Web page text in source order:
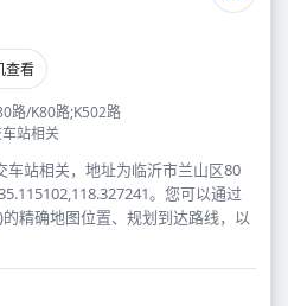
查看
路/K80路;K502路
站相关
车站相关，地址为临沂市兰山区80
。您可以通过
精确地图位置、规划到达路线，以